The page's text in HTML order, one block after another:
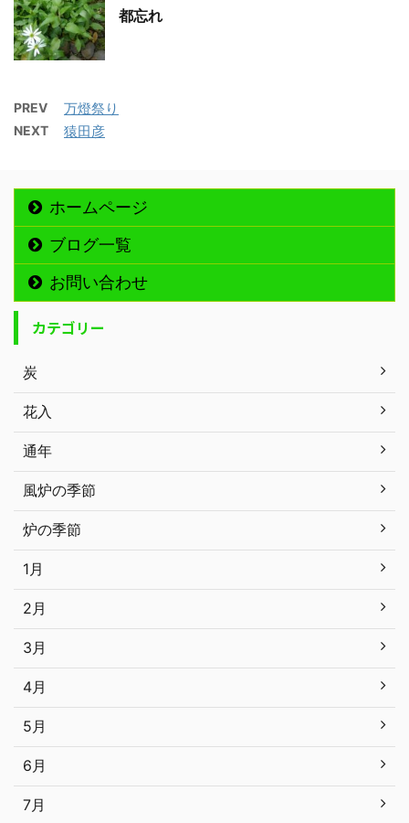
都忘れ
PREV 万燈祭り
NEXT 猿田彦
ホームページ
ブログ一覧
お問い合わせ
カテゴリー
炭
花入
通年
風炉の季節
炉の季節
1月
2月
3月
4月
5月
6月
7月